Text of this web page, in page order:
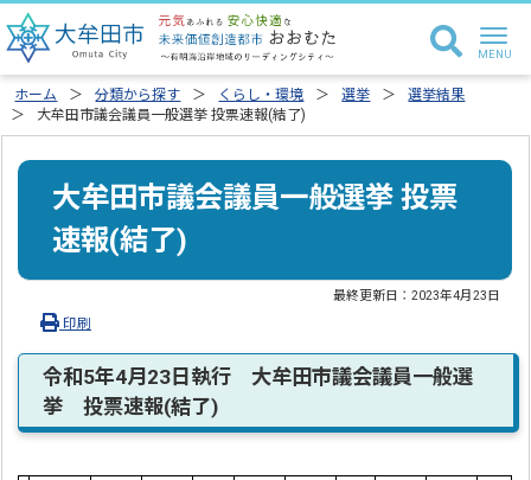
ホーム 分類から探す くらし・環境 選挙
選挙結果
大牟田市議会議員一般選挙 投票速報(結了)
大牟田市議会議員一般選挙 投票
速報(結了)
最終更新日：2023年4月23日
印刷
令和5年4月23日執行 大牟田市議会議員一般選
挙 投票速報(結了)